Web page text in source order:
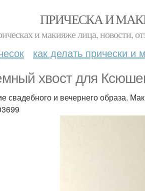
ПРИЧЕСКА И
и макияже лица, новости,
как делать прически и
хвост для
свадебного и вечернего образа.